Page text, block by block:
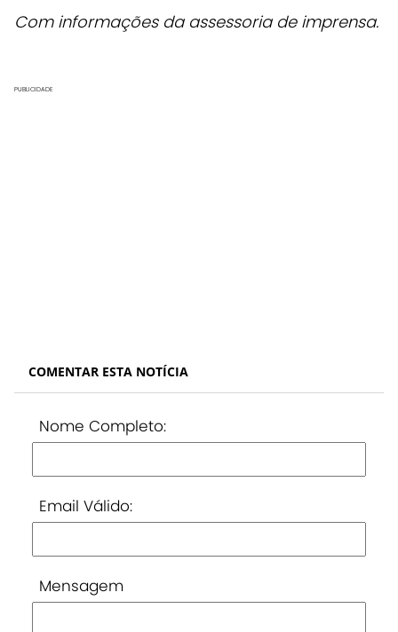
Com informações da assessoria de imprensa.
PUBLICIDADE
COMENTAR ESTA NOTÍCIA
Nome Completo:
Email Válido:
Mensagem